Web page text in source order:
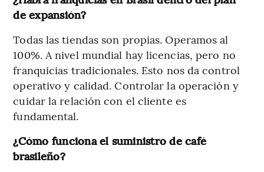
de expansión?
Todas las tiendas son propias. Operamos al
100%. A nivel mundial hay licencias, pero no
franquicias tradicionales. Esto nos da control
operativo y calidad. Controlar la operación y
cuidar la relación con el cliente es
fundamental.
¿Cómo funciona el suministro de café
brasileño?